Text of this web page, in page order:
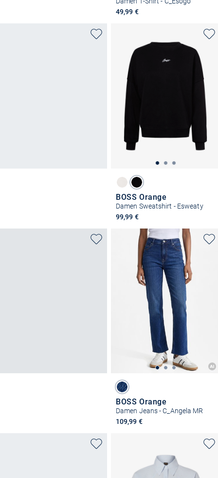
49,99 €
BOSS Orange
Damen Sweatshirt - Esweaty
99,99 €
BOSS Orange
Damen Jeans - C_Angela MR
109,99 €